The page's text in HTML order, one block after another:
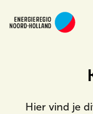
Hier vind je